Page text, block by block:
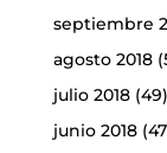
septiembre
agosto 2018
julio 2018(49)
junio 2018